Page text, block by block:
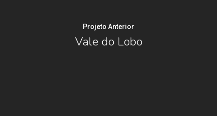
Projeto Anterior
Vale do Lobo